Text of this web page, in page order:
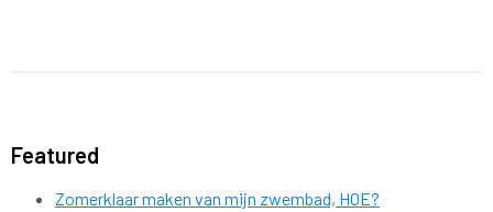
Featured
Zomerklaar maken van mijn zwembad, HOE?